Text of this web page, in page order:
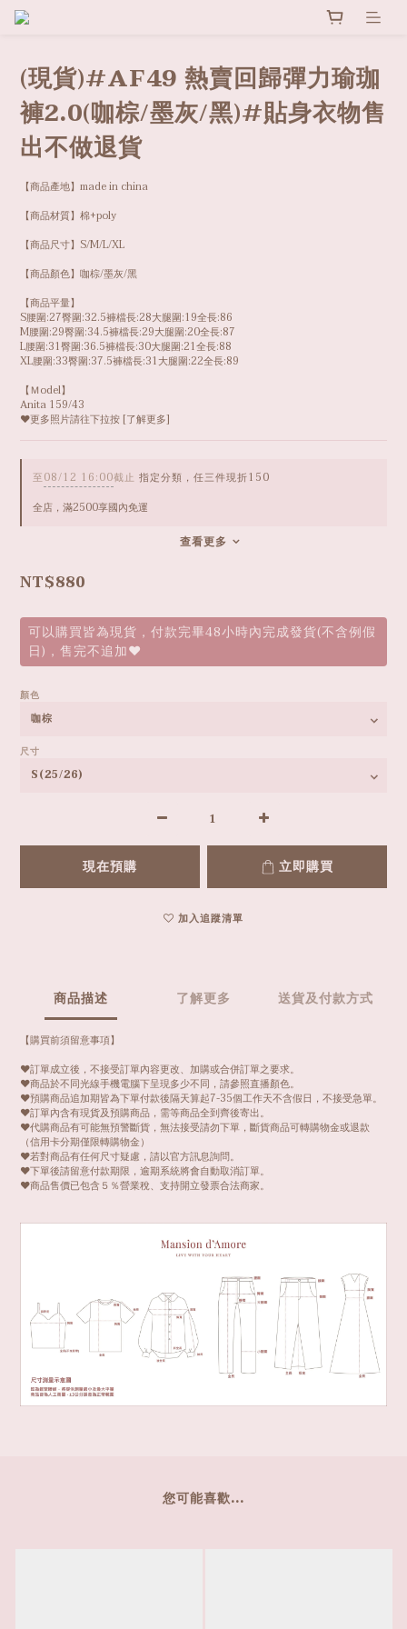
(現貨)#AF49 熱賣回歸彈力瑜珈
褲2.0(咖棕/墨灰/黑)#貼身衣物售
出不做退貨
【商品產地】made in china
【商品材質】棉+poly
【商品尺寸】S/M/L/XL
【商品顏色】咖棕/墨灰/黑
【商品平量】
S腰圍:27臀圍:32.5褲檔長:28大腿圍:19全長:86
M腰圍:29臀圍:34.5褲檔長:29大腿圍:20全長:87
L腰圍:31臀圍:36.5褲檔長:30大腿圍:21全長:88
XL腰圍:33臀圍:37.5褲檔長:31大腿圍:22全長:89
【Ｍodel】
Anita 159/43
❤️更多照片請往下拉按 [了解更多]
至08/12 16:00截止 指定分類，任三件現折150
全店，滿2500享國內免運
查看更多
NT$880
可以購買皆為現貨，付款完畢48小時內完成發貨(不含例假
日)，售完不追加❤️
顏色
尺寸
現在預購 立即購買
加入追蹤清單
商品描述 了解更多 送貨及付款方式
【購買前須留意事項】
❤️訂單成立後，不接受訂單內容更改、加購或合併訂單之要求。
❤️商品於不同光線手機電腦下呈現多少不同，請參照直播顏色。
❤️預購商品追加期皆為下單付款後隔天算起7-35個工作天不含假日，不接受急單。
❤️訂單內含有現貨及預購商品，需等商品全到齊後寄出。
❤️代購商品有可能無預警斷貨，無法接受請勿下單，斷貨商品可轉購物金或退款
（信用卡分期僅限轉購物金）
❤️若對商品有任何尺寸疑慮，請以官方訊息詢問。
❤️下單後請留意付款期限，逾期系統將會自動取消訂單。
❤️商品售價已包含５％營業稅、支持開立發票合法商家。
您可能喜歡...